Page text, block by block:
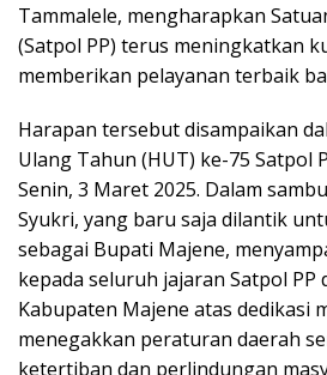
Tammalele, mengharapkan
(Satpol PP) terus meningkatkan
memberikan pelayanan terbaik
Harapan tersebut disampaikan
Ulang Tahun (HUT) ke-75 Satpol
Senin, 3 Maret 2025. Dalam
Syukri, yang baru saja dilantik
sebagai Bupati Majene,
kepada seluruh jajaran Satpol PP
Kabupaten Majene atas dedikasi
menegakkan peraturan daerah
ketertiban dan perlindungan